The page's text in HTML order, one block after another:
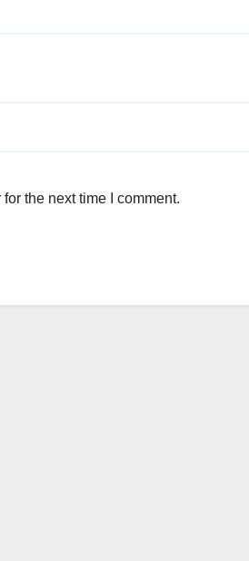
the next time I comment.